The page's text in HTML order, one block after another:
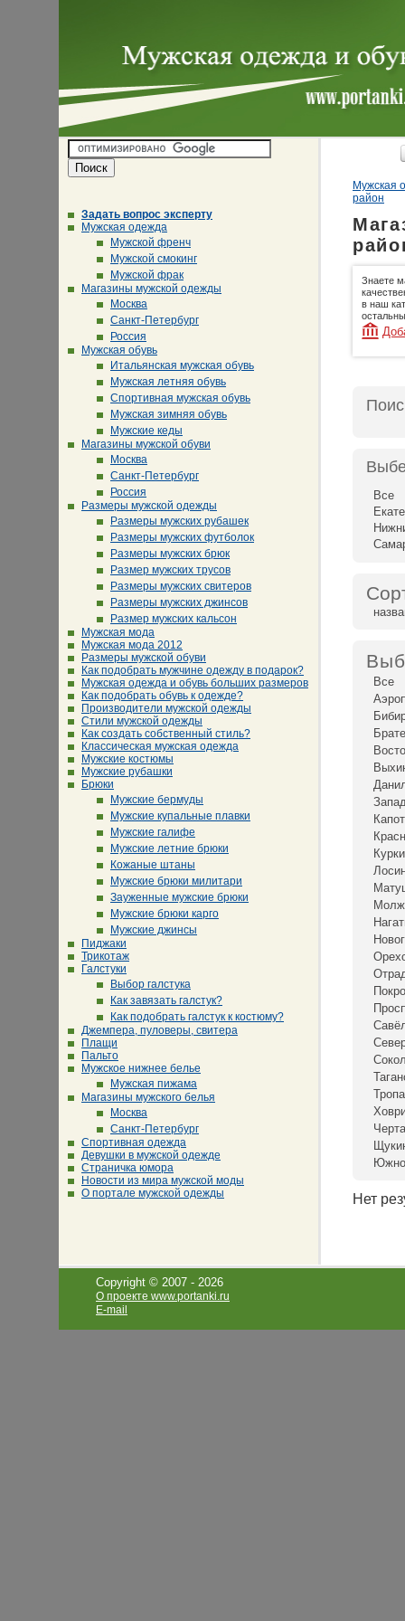
Задать вопрос эксперту
Мужская одежда
Мужской френч
Мужской смокинг
Мужской фрак
Магазины мужской одежды
Москва
Санкт-Петербург
Россия
Мужская обувь
Итальянская мужская обувь
Мужская летняя обувь
Спортивная мужская обувь
Мужская зимняя обувь
Мужские кеды
Магазины мужской обуви
Москва
Санкт-Петербург
Россия
Размеры мужской одежды
Размеры мужских рубашек
Размеры мужских футболок
Размеры мужских брюк
Размер мужских трусов
Размеры мужских свитеров
Размеры мужских джинсов
Размер мужских кальсон
Мужская мода
Мужская мода 2012
Размеры мужской обуви
Как подобрать мужчине одежду в подарок?
Мужская одежда и обувь больших размеров
Как подобрать обувь к одежде?
Производители мужской одежды
Стили мужской одежды
Как создать собственный стиль?
Классическая мужская одежда
Мужские костюмы
Мужские рубашки
Брюки
Мужские бермуды
Мужские купальные плавки
Мужские галифе
Мужские летние брюки
Кожаные штаны
Мужские брюки милитари
Зауженные мужские брюки
Мужские брюки карго
Мужские джинсы
Пиджаки
Трикотаж
Галстуки
Выбор галстука
Как завязать галстук?
Как подобрать галстук к костюму?
Джемпера, пуловеры, свитера
Плащи
Пальто
Мужское нижнее белье
Мужская пижама
Магазины мужского белья
Москва
Санкт-Петербург
Спортивная одежда
Девушки в мужской одежде
Страничка юмора
Новости из мира мужской моды
О портале мужской одежды
Мужская
район
Знаете
в наш
Все
Все
Нет
Copyright © 2007 - 2026
О проекте www.portanki.ru
E-mail